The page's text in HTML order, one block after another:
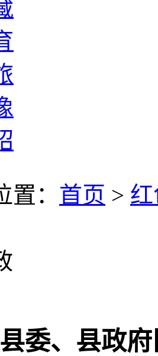
： 首页 >
委、县政